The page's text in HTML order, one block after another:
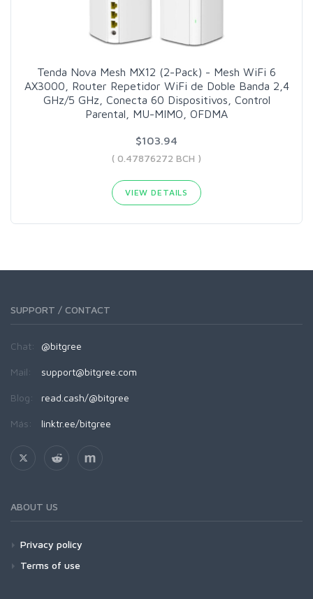
Tenda Nova Mesh MX12 (2-Pack) - Mesh WiFi 6
AX3000, Router Repetidor WiFi de Doble Banda 2,4
GHz/5 GHz, Conecta 60 Dispositivos, Control
Parental, MU-MIMO, OFDMA
$103.94
( 0.47876272 BCH )
VIEW DETAILS
SUPPORT / CONTACT
Chat: @bitgree
Mail: support@bitgree.com
Blog: read.cash/@bitgree
Más: linktr.ee/bitgree
ABOUT US
Privacy policy
Terms of use